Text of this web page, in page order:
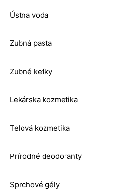
Ústna voda
Zubná pasta
Zubné kefky
Lekárska kozmetika
Telová kozmetika
Prírodné deodoranty
Sprchové gély